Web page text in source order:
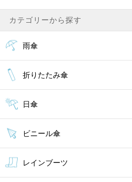
カテゴリーから探す
雨傘
折りたたみ傘
日傘
ビニール傘
レインブーツ